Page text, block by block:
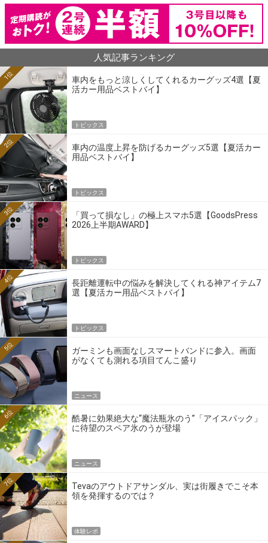
人気記事ランキング
車内をもっと涼しくしてくれるカーグッズ4選【夏
活カー用品ベストバイ】
1位
トピックス
車内の温度上昇を防げるカーグッズ5選【夏活カー
用品ベストバイ】
2位
トピックス
「買って損なし」の極上スマホ5選【GoodsPress
2026上半期AWARD】
3位
トピックス
長距離運転中の悩みを解決してくれる神アイテム7
選【夏活カー用品ベストバイ】
4位
トピックス
ガーミンも画面なしスマートバンドに参入。画面
がなくても測れる項目てんこ盛り
5位
ニュース
酷暑に効果絶大な“魔法瓶氷のう”「アイスパック」
に待望のスペア氷のうが登場
6位
ニュース
Tevaのアウトドアサンダル、実は街履きでこそ本
領を発揮するのでは？
7位
体験レポ